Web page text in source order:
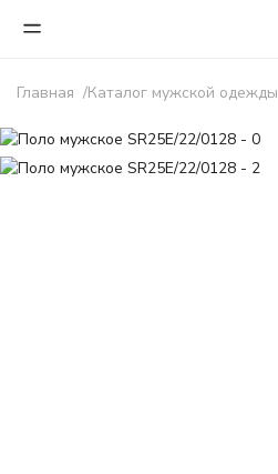
Главная Каталог мужской одежды